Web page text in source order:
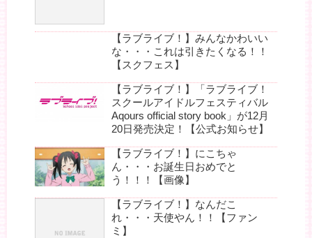
【ラブライブ！】みんなかわいい
な・・・これは引きたくなる！！
【スクフェス】
【ラブライブ！】「ラブライブ！
スクールアイドルフェスティバル
Aqours official story book」が12月
20日発売決定！【公式お知らせ】
【ラブライブ！】にこちゃ
ん・・・お誕生日おめでと
う！！！【画像】
【ラブライブ！】なんだこ
れ・・・天使やん！！【ファン
ミ】